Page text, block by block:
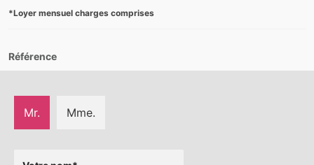
*Loyer mensuel charges comprises
Référence
Mr. Mme.